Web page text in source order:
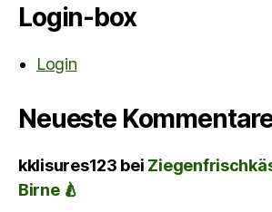
Login-box
Login
Neueste
kklisures123 bei
Birne 🍐